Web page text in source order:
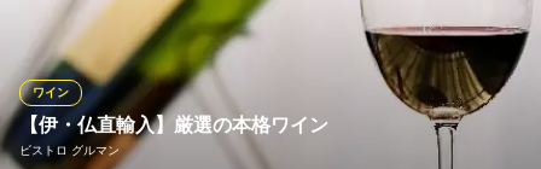
飲めない限定キュヴェをグラスでお楽しみいただけます
biodinamico（ビオディナミコ）
渋谷駅×イタリアン
東急田園都市線渋谷駅 徒歩7分
東京都渋谷区神南1-19-14 クリスタルポイントビル3F
【伊・仏直輸入】厳選の本格ワイン
ビストロ グルマン
ワイン